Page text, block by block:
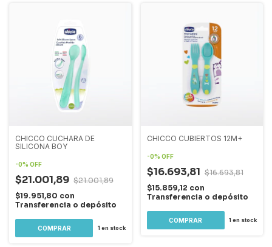
CHICCO CUCHARA DE
SILICONA BOY
-0% OFF
$21.001,89 $21.001,89
$19.951,80 con
Transferencia o depósito
1 en stock
CHICCO CUBIERTOS 12M+
-0% OFF
$16.693,81 $16.693,81
$15.859,12 con
Transferencia o depósito
1 en stock